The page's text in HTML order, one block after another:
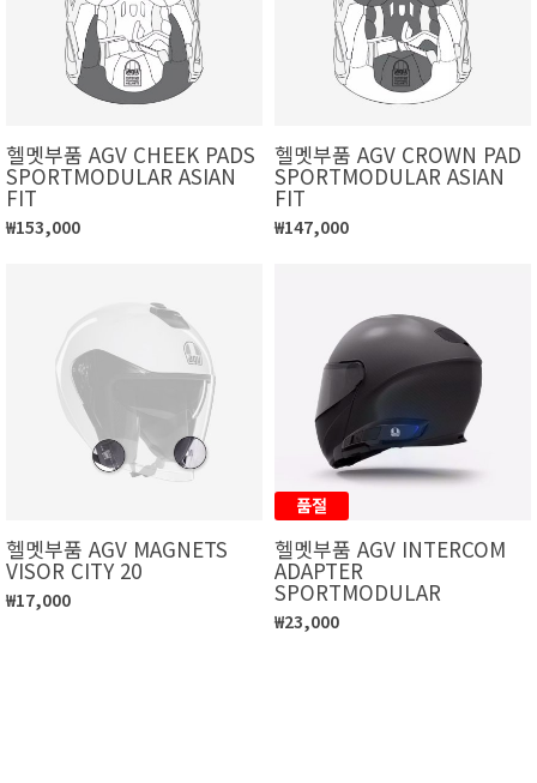
헬멧부품 AGV CHEEK PADS
SPORTMODULAR ASIAN
FIT
₩153,000
헬멧부품 AGV CROWN PAD
SPORTMODULAR ASIAN
FIT
₩147,000
헬멧부품 AGV MAGNETS
VISOR CITY 20
₩17,000
품절
헬멧부품 AGV INTERCOM
ADAPTER
SPORTMODULAR
₩23,000